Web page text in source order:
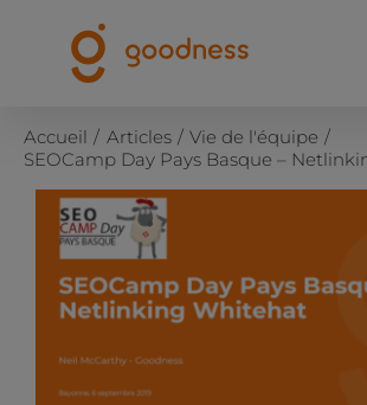
contenu
Accueil Articles
Vie de l'équipe
SEOCamp Day Pays Basque –
Voir
l'image
agrandie